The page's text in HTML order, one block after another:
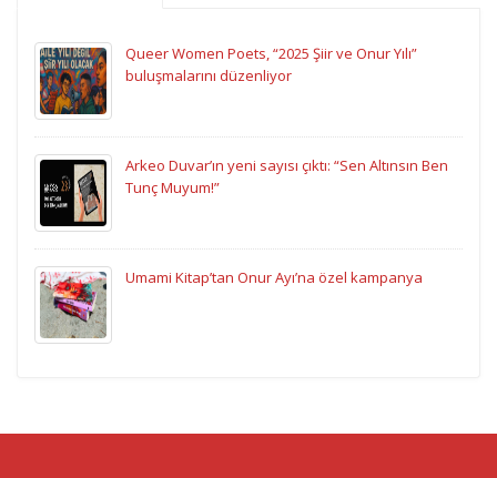
Queer Women Poets, “2025 Şiir ve Onur Yılı”
buluşmalarını düzenliyor
Arkeo Duvar’ın yeni sayısı çıktı: “Sen Altınsın Ben
Tunç Muyum!”
Umami Kitap’tan Onur Ayı’na özel kampanya